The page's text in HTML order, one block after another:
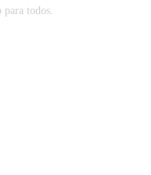
todos.